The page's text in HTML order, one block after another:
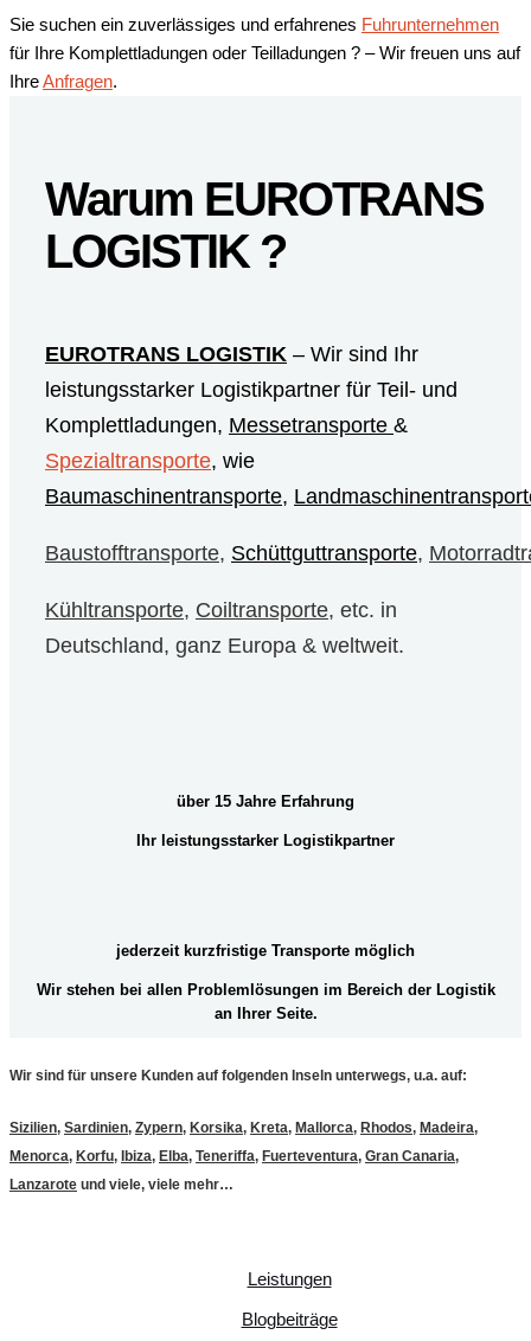
Sie suchen ein zuverlässiges und erfahrenes Fuhrunternehmen
für Ihre Komplettladungen oder Teilladungen ? – Wir freuen uns auf
IhreAnfragen.
Warum EUROTRANS
LOGISTIK ?
EUROTRANS LOGISTIK – Wir sind Ihr
leistungsstarker Logistikpartner für Teil- und
Komplettladungen, Messetransporte &
Spezialtransporte, wie
Baumaschinentransporte,
Baustofftransporte, Schüttguttransporte,
Kühltransporte, Coiltransporte, etc. in
Deutschland, ganz Europa & weltweit.
über 15 Jahre Erfahrung
Ihr leistungsstarker Logistikpartner
jederzeit kurzfristige Transporte möglich
Wir stehen bei allen Problemlösungen im Bereich der Logistik
an Ihrer Seite.
Wir sind für unsere Kunden auf folgenden Inseln unterwegs, u.a. auf:
Sizilien, Sardinien, Zypern, Korsika, Kreta, Mallorca, Rhodos, Madeira,
Menorca, Korfu, Ibiza, Elba, Teneriffa, Fuerteventura, Gran Canaria,
Lanzarote und viele, viele mehr…
Leistungen
Blogbeiträge